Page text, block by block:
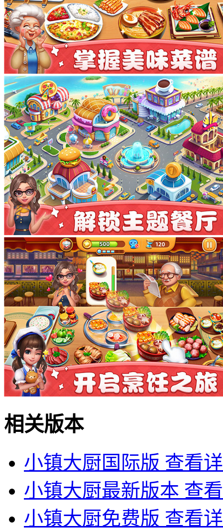
相关版本
小镇大厨国际版 查看
小镇大厨最新版本 查
小镇大厨免费版 查看